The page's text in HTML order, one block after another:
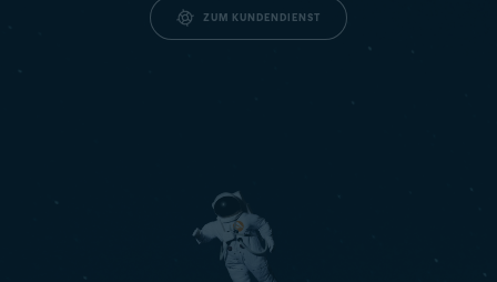
ZUM KUNDENDIENST